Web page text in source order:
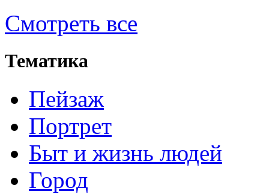
Смотреть все
Тематика
Пейзаж
Портрет
Быт и жизнь людей
Город